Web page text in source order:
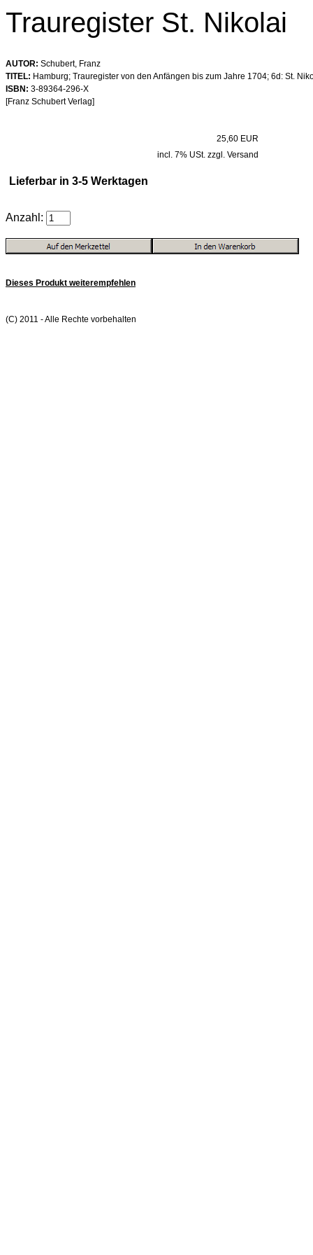
Trauregister St. Nikolai
AUTOR: Schubert, Franz
TITEL: Hamburg; Trauregister von den Anfängen bis zum Jahre 1704; 6d: St.
ISBN: 3-89364-296-X
[Franz Schubert Verlag]
25,60 EUR
incl. 7% USt. zzgl. Versand
Lieferbar in 3-5 Werktagen
Anzahl:
Dieses Produkt weiterempfehlen
(C) 2011 - Alle Rechte vorbehalten